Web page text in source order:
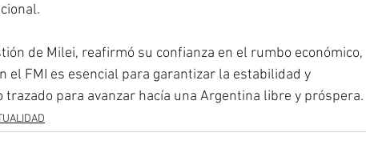
de Milei, reafirmó su confianza en el rumbo económico,
el FMI es esencial para garantizar la estabilidad y
para avanzar hacía una Argentina libre y próspera.